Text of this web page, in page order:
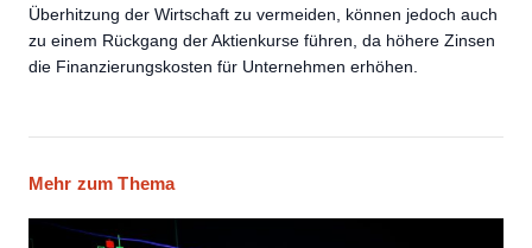
Überhitzung der Wirtschaft zu vermeiden, können jedoch auch
zu einem Rückgang der Aktienkurse führen, da höhere Zinsen
die Finanzierungskosten für Unternehmen erhöhen.
Mehr zum Thema